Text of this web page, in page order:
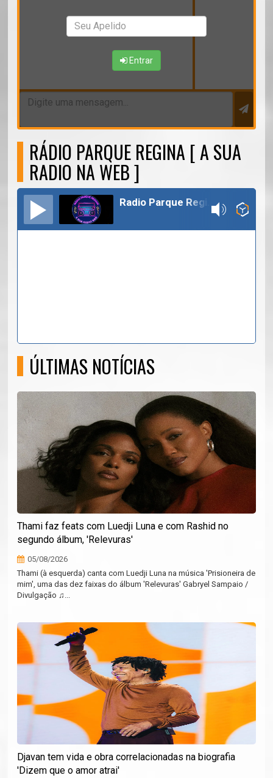
Entrar
RÁDIO PARQUE REGINA [ A SUA
RADIO NA WEB ]
ÚLTIMAS NOTÍCIAS
Thami faz feats com Luedji Luna e com Rashid no
segundo álbum, 'Relevuras'
05/08/2026
Thami (à esquerda) canta com Luedji Luna na música 'Prisioneira de
mim', uma das dez faixas do álbum 'Relevuras' Gabryel Sampaio /
Divulgação ♫...
Djavan tem vida e obra correlacionadas na biografia
'Dizem que o amor atrai'